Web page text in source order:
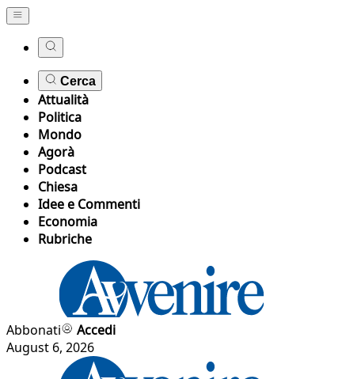
Cerca
Attualità
Politica
Mondo
Agorà
Podcast
Chiesa
Idee e Commenti
Economia
Rubriche
Abbonati
Accedi
August 6, 2026